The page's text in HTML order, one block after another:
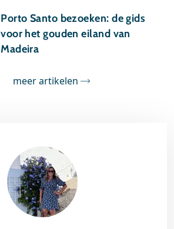
Porto Santo bezoeken: de gids
voor het gouden eiland van
Madeira
meer artikelen